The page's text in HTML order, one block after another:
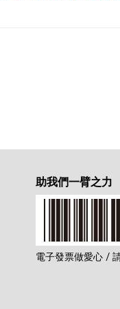
助我們一臂之力
電子發票做愛心 /